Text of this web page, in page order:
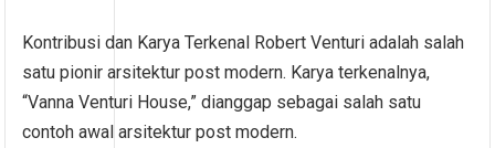
Kontribusi dan Karya Terkenal Robert Venturi adalah salah
satu pionir arsitektur post modern. Karya terkenalnya,
“Vanna Venturi House,” dianggap sebagai salah satu
contoh awal arsitektur post modern.